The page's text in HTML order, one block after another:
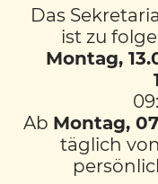
Katzen,
Prinzessinnen
noch ganz
Lehrerinnen
Volksschule
Es war ein
Das
ist zu
Montag,
Ab Montag,
täglich von